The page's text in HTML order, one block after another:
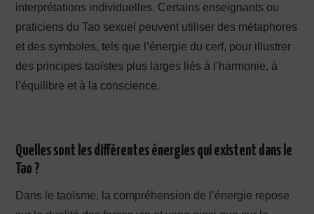
interprétations individuelles. Certains enseignants ou
praticiens du Tao sexuel peuvent utiliser des métaphores
et des symboles, tels que l’énergie du cerf, pour illustrer
des principes taoïstes plus larges liés à l’harmonie, à
l’équilibre et à la conscience.
Quelles sont les différentes énergies qui existent dans le
Tao ?
Dans le taoïsme, la compréhension de l’énergie repose